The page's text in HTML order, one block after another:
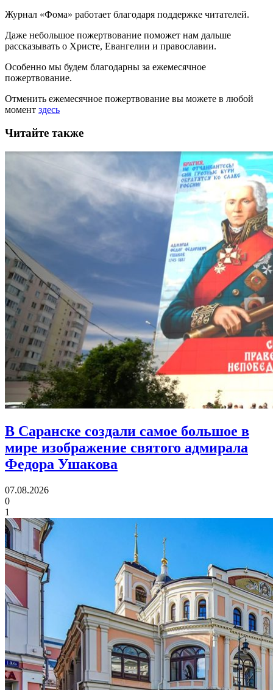
Журнал «Фома» работает благодаря поддержке читателей.
Даже небольшое пожертвование поможет нам дальше
рассказывать о Христе, Евангелии и православии.
Особенно мы будем благодарны за ежемесячное
пожертвование.
Отменить ежемесячное пожертвование вы можете в любой
момент здесь
Читайте также
В Саранске создали самое большое в
мире изображение святого адмирала
Федора Ушакова
07.08.2026
0
1